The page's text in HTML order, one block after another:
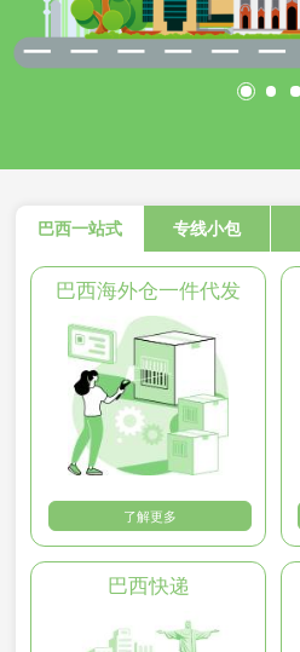
巴西一站式 专线小包
巴西海外仓一件代发
了解更多
巴西快递